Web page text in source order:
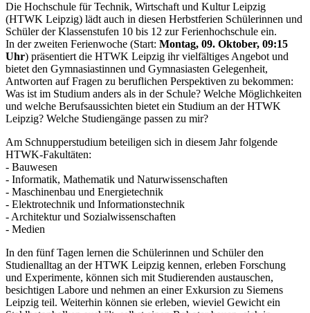
Die Hochschule für Technik, Wirtschaft und Kultur Leipzig
(HTWK Leipzig) lädt auch in diesen Herbstferien Schülerinnen und
Schüler der Klassenstufen 10 bis 12 zur Ferienhochschule ein.
In der zweiten Ferienwoche (Start: Montag, 09. Oktober, 09:15
Uhr) präsentiert die HTWK Leipzig ihr vielfältiges Angebot und
bietet den Gymnasiastinnen und Gymnasiasten Gelegenheit,
Antworten auf Fragen zu beruflichen Perspektiven zu bekommen:
Was ist im Studium anders als in der Schule? Welche Möglichkeiten
und welche Berufsaussichten bietet ein Studium an der HTWK
Leipzig? Welche Studiengänge passen zu mir?
Am Schnupperstudium beteiligen sich in diesem Jahr folgende
HTWK-Fakultäten:
- Bauwesen
- Informatik, Mathematik und Naturwissenschaften
- Maschinenbau und Energietechnik
- Elektrotechnik und Informationstechnik
- Architektur und Sozialwissenschaften
- Medien
In den fünf Tagen lernen die Schülerinnen und Schüler den
Studienalltag an der HTWK Leipzig kennen, erleben Forschung
und Experimente, können sich mit Studierenden austauschen,
besichtigen Labore und nehmen an einer Exkursion zu Siemens
Leipzig teil. Weiterhin können sie erleben, wieviel Gewicht ein